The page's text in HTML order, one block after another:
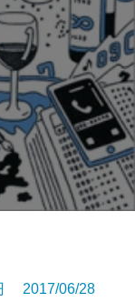
2017/06/28